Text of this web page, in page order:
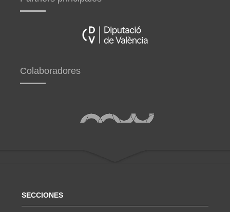
Colaboradores
SECCIONES